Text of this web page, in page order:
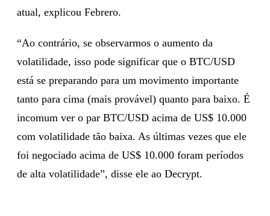
atual, explicou Febrero.
“Ao contrário, se observarmos o aumento da
volatilidade, isso pode significar que o BTC/USD
está se preparando para um movimento importante
tanto para cima (mais provável) quanto para baixo. É
incomum ver o par BTC/USD acima de US$ 10.000
com volatilidade tão baixa. As últimas vezes que ele
foi negociado acima de US$ 10.000 foram períodos
de alta volatilidade”, disse ele ao Decrypt.